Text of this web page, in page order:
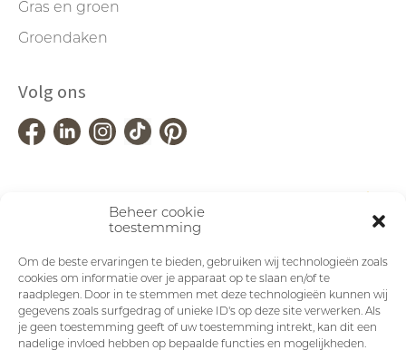
Beheer cookie
toestemming
Om de beste ervaringen te bieden, gebruiken wij technologieën zoals
cookies om informatie over je apparaat op te slaan en/of te
raadplegen. Door in te stemmen met deze technologieën kunnen wij
gegevens zoals surfgedrag of unieke ID's op deze site verwerken. Als
je geen toestemming geeft of uw toestemming intrekt, kan dit een
nadelige invloed hebben op bepaalde functies en mogelijkheden.
Gras en groen
Groendaken
Volg ons